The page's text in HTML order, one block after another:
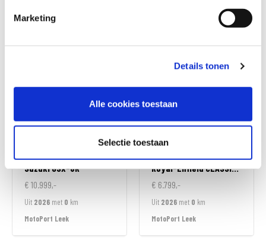
Marketing
Details tonen
Alle cookies toestaan
Selectie toestaan
MotoPort Goes
MotoPort Goes
SuzukiGSX-8R
€ 10.999,-
Uit 2026 met 0 km
MotoPort Leek
Royal-EnfieldCLASSIC 350
€ 6.799,-
Uit 2026 met 0 km
MotoPort Leek